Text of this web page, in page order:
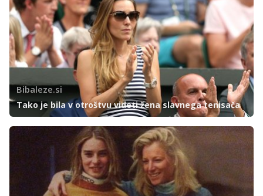
Bibaleze.si
Tako je bila v otroštvu videti žena slavnega tenisača